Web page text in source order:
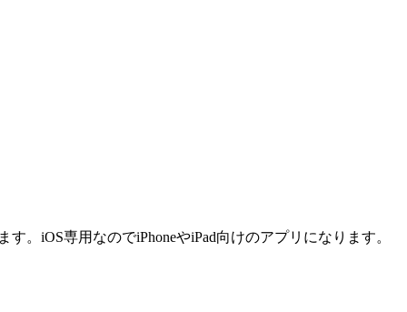
。iOS専用なのでiPhoneやiPad向けのアプリになります。